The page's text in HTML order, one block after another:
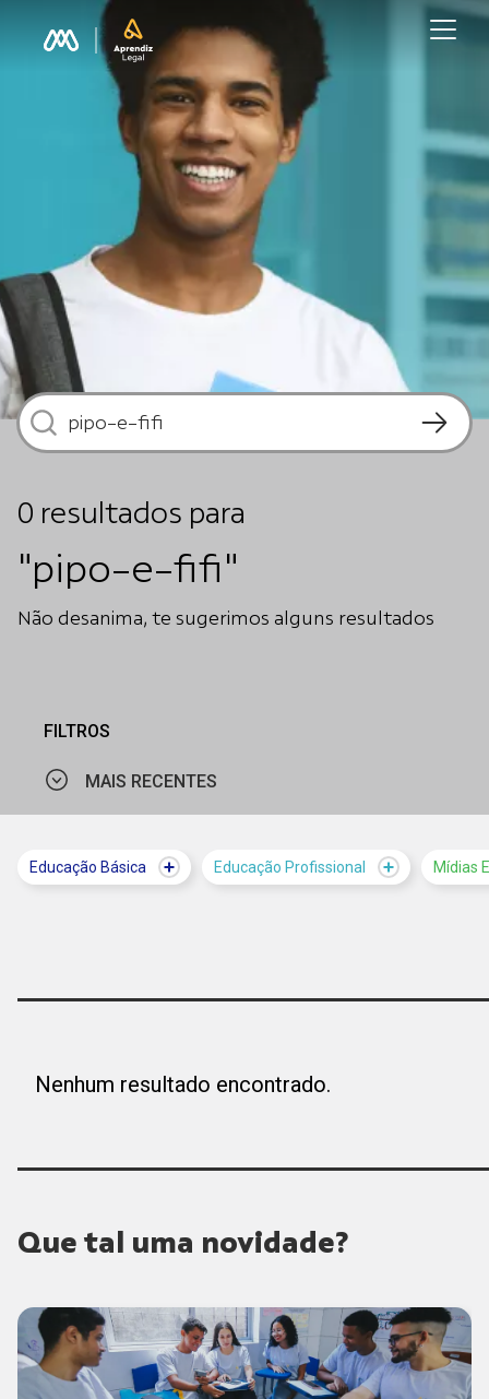
0 resultados para
"pipo-e-fifi"
Não desanima, te sugerimos alguns resultados
FILTROS
MAIS RECENTES
Educação Básica Educação Profissional Mídias
Nenhum resultado encontrado.
Que tal uma novidade?